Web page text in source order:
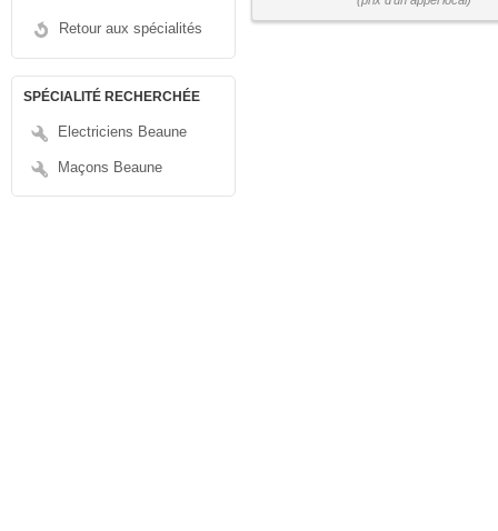
Retour aux spécialités
SPÉCIALITÉ RECHERCHÉE
Electriciens Beaune
Maçons Beaune